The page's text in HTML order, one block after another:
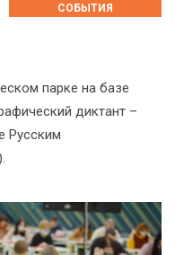
СОБЫТИЯ
парке на базе
диктант –
Русским